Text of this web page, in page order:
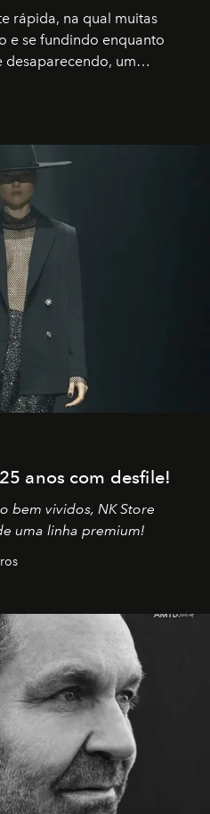
rápida, na qual muitas
e se fundindo enquanto
desaparecendo, um
caminho para muitos
senso de missão na vida e
anos com desfile!
bem vividos, NK Store
uma linha premium!